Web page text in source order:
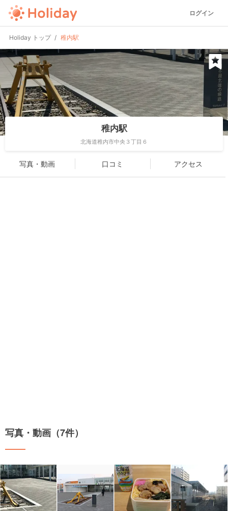
ログイン
Holiday トップ 稚内駅
稚内駅
北海道稚内市中央３丁目６
写真・動画 口コミ アクセス
写真・動画（7件）